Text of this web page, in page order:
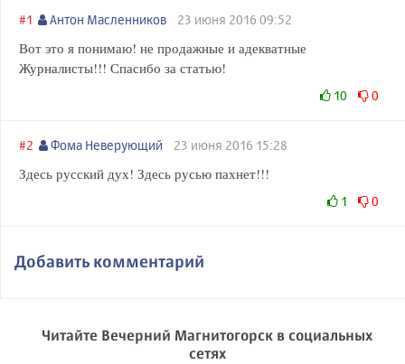
#1 Антон Масленников 23 июня 2016 09:52
Вот это я понимаю! не продажные и адекватные
Журналисты!!! Спасибо за статью!
10 0
#2 Фома Неверующий 23 июня 2016 15:28
Здесь русский дух! Здесь русью пахнет!!!
1 0
Добавить комментарий
Читайте Вечерний Магнитогорск в социальных
сетях